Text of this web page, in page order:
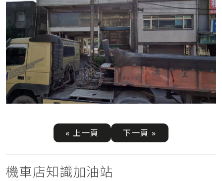
« 上一頁 下一頁 »
機車店知識加油站